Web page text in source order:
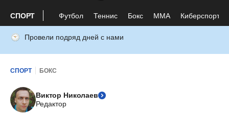
СПОРТ Футбол Теннис Бокс ММА Киберспорт
Провели подряд дней с нами
СПОРТ БОКС
Виктор Николаев
Редактор